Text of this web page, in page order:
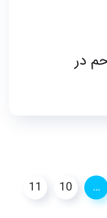
در
…
10
11